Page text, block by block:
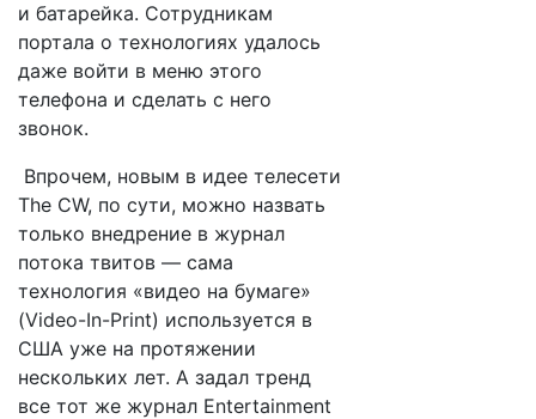
и батарейка. Сотрудникам
портала о технологиях удалось
даже войти в меню этого
телефона и сделать с него
звонок.
Впрочем, новым в идее телесети
The CW, по сути, можно назвать
только внедрение в журнал
потока твитов — сама
технология «видео на бумаге»
(Video-In-Print) используется в
США уже на протяжении
нескольких лет. А задал тренд
все тот же журнал Entertainment